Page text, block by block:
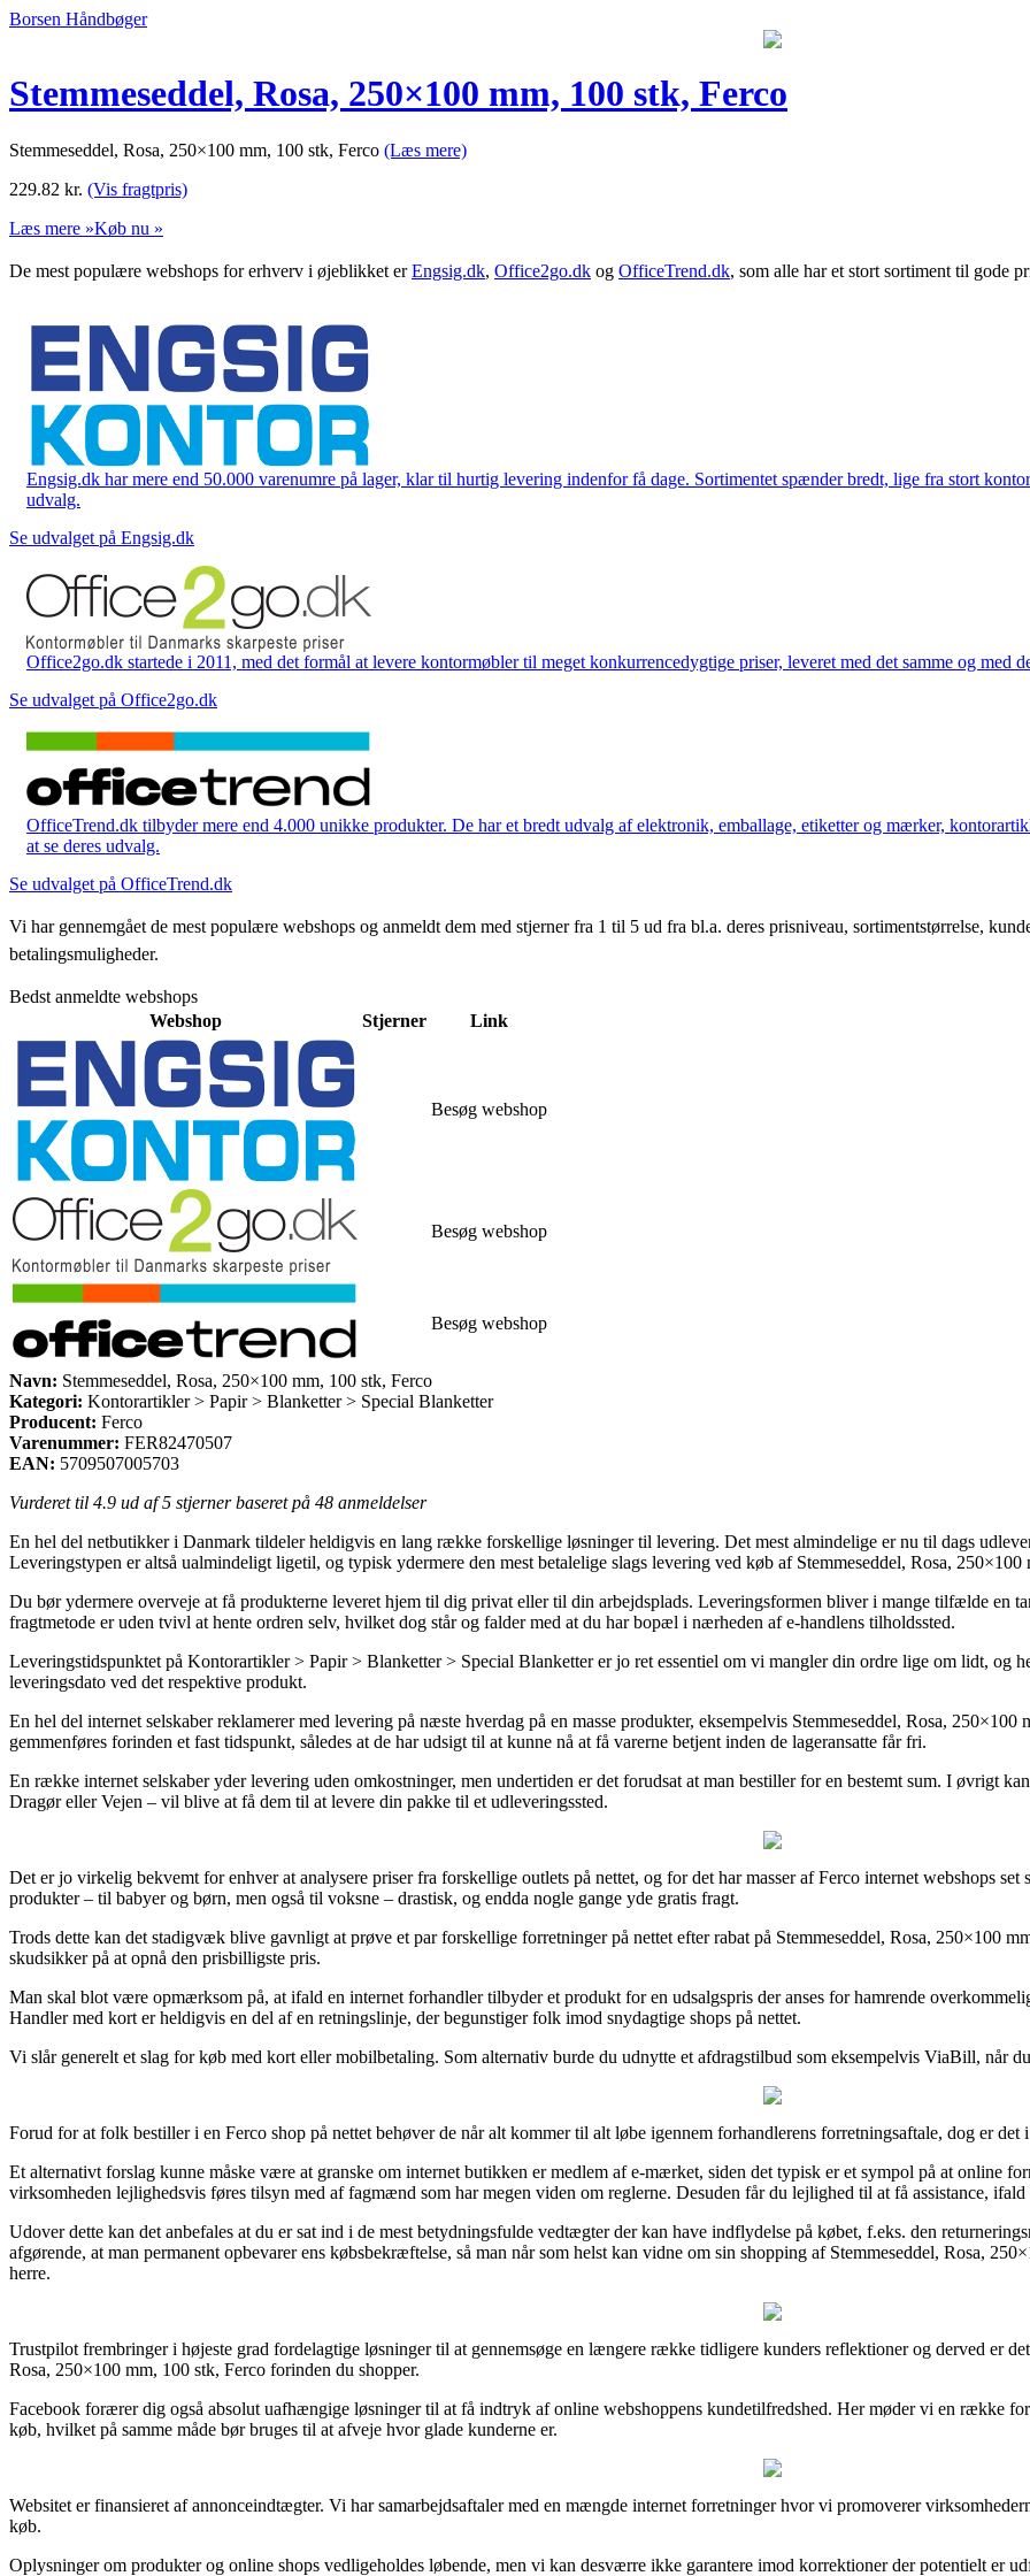
Borsen Håndbøger
Stemmeseddel, Rosa, 250×100 mm, 100 stk, Ferco
Stemmeseddel, Rosa, 250×100 mm, 100 stk, Ferco (Læs mere)
229.82 kr. (Vis fragtpris)
Læs mere »Køb nu »
De mest populære webshops for erhverv i øjeblikket erEngsig.dk, Office2go.dk og OfficeTrend.dk, som alle har et stort sortiment til gode
Engsig.dk har mere end 50.000 varenumre på lager, klar til hurtig levering indenfor få dage. Sortimentet spænder bredt, lige fra stort
udvalg.
Se udvalget på Engsig.dk
Office2go.dk startede i 2011, med det formål at levere kontormøbler til meget konkurrencedygtige priser, leveret med det samme og med
Se udvalget på Office2go.dk
OfficeTrend.dk tilbyder mere end 4.000 unikke produkter. De har et bredt udvalg af elektronik, emballage, etiketter og mærker,
at se deres udvalg.
Se udvalget på OfficeTrend.dk
Vi har gennemgået de mest populære webshops og anmeldt dem med stjerner fra 1 til 5 ud fra bl.a. deres prisniveau, sortimentstørrelse,
betalingsmuligheder.
Bedst anmeldte webshops
Webshop
Stjerner Link
Besøg webshop
Besøg webshop
Besøg webshop
Navn: Stemmeseddel, Rosa, 250×100 mm, 100 stk, Ferco
Kategori: Kontorartikler > Papir > Blanketter > Special Blanketter
Producent: Ferco
Varenummer: FER82470507
EAN: 5709507005703
Vurderet til 4.9 ud af 5 stjerner baseret på 48 anmeldelser
En hel del netbutikker i Danmark tildeler heldigvis en lang række forskellige løsninger til levering. Det mest almindelige er nu til dags
Leveringstypen er altså ualmindeligt ligetil, og typisk ydermere den mest betalelige slags levering ved køb af Stemmeseddel, Rosa, 250×100
Du bør ydermere overveje at få produkterne leveret hjem til dig privat eller til din arbejdsplads. Leveringsformen bliver i mange tilfælde en
fragtmetode er uden tvivl at hente ordren selv, hvilket dog står og falder med at du har bopæl i nærheden af e-handlens tilholdssted.
Leveringstidspunktet på Kontorartikler > Papir > Blanketter > Special Blanketter er jo ret essentiel om vi mangler din ordre lige om lidt, og
leveringsdato ved det respektive produkt.
En hel del internet selskaber reklamerer med levering på næste hverdag på en masse produkter, eksempelvis Stemmeseddel, Rosa,
gemmenføres forinden et fast tidspunkt, således at de har udsigt til at kunne nå at få varerne betjent inden de lageransatte får fri.
En række internet selskaber yder levering uden omkostninger, men undertiden er det forudsat at man bestiller for en bestemt sum. I øvrigt
Dragør eller Vejen – vil blive at få dem til at levere din pakke til et udleveringssted.
Det er jo virkelig bekvemt for enhver at analysere priser fra forskellige outlets på nettet, og for det har masser af Ferco internet webshops
produkter – til babyer og børn, men også til voksne – drastisk, og endda nogle gange yde gratis fragt.
Trods dette kan det stadigvæk blive gavnligt at prøve et par forskellige forretninger på nettet efter rabat på Stemmeseddel, Rosa, 250×100
skudsikker på at opnå den prisbilligste pris.
Man skal blot være opmærksom på, at ifald en internet forhandler tilbyder et produkt for en udsalgspris der anses for hamrende
Handler med kort er heldigvis en del af en retningslinje, der begunstiger folk imod snydagtige shops på nettet.
Vi slår generelt et slag for køb med kort eller mobilbetaling. Som alternativ burde du udnytte et afdragstilbud som eksempelvis ViaBill, når
Forud for at folk bestiller i en Ferco shop på nettet behøver de når alt kommer til alt løbe igennem forhandlerens forretningsaftale, dog er det
Et alternativt forslag kunne måske være at granske om internet butikken er medlem af e-mærket, siden det typisk er et sympol på at online
virksomheden lejlighedsvis føres tilsyn med af fagmænd som har megen viden om reglerne. Desuden får du lejlighed til at få assistance,
Udover dette kan det anbefales at du er sat ind i de mest betydningsfulde vedtægter der kan have indflydelse på købet, f.eks. den
afgørende, at man permanent opbevarer ens købsbekræftelse, så man når som helst kan vidne om sin shopping af Stemmeseddel, Rosa,
herre.
Trustpilot frembringer i højeste grad fordelagtige løsninger til at gennemsøge en længere række tidligere kunders reflektioner og derved er
Rosa, 250×100 mm, 100 stk, Ferco forinden du shopper.
Facebook forærer dig også absolut uafhængige løsninger til at få indtryk af online webshoppens kundetilfredshed. Her møder vi en række
køb, hvilket på samme måde bør bruges til at afveje hvor glade kunderne er.
Websitet er finansieret af annonceindtægter. Vi har samarbejdsaftaler med en mængde internet forretninger hvor vi promoverer
køb.
Oplysninger om produkter og online shops vedligeholdes løbende, men vi kan desværre ikke garantere imod korrektioner der potentielt er